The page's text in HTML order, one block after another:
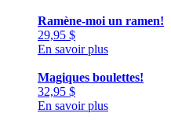
Ramène-moi un ramen!
29,95 $
En savoir plus
Magiques boulettes!
32,95 $
En savoir plus